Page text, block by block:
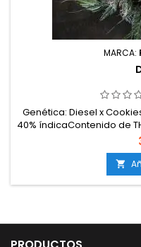
MARCA:
Genética: Diesel x
40% índicaContenido de
10 semanas en
g/m²Producción en
cm en interior;
sabores: Intensos y
